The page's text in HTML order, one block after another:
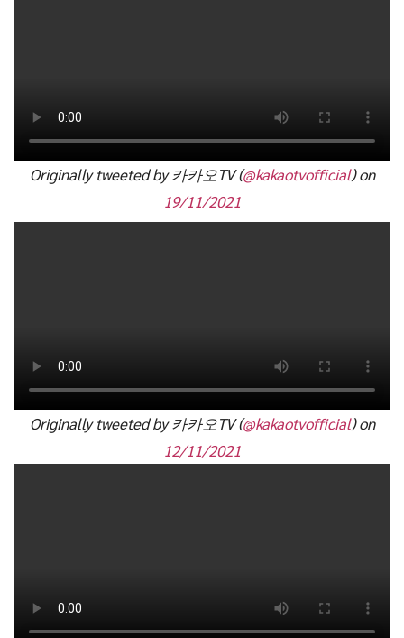
Originally tweeted by 카카오TV (@kakaotvofficial) on
19/11/2021
Originally tweeted by 카카오TV (@kakaotvofficial) on
12/11/2021